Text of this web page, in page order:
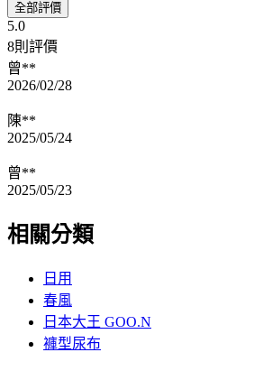
全部評價
5.0
8則評價
曾**
2026/02/28
陳**
2025/05/24
曾**
2025/05/23
相關分類
日用
春風
日本大王 GOO.N
褲型尿布